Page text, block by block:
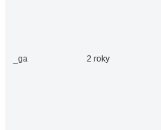
_ga 2 roky